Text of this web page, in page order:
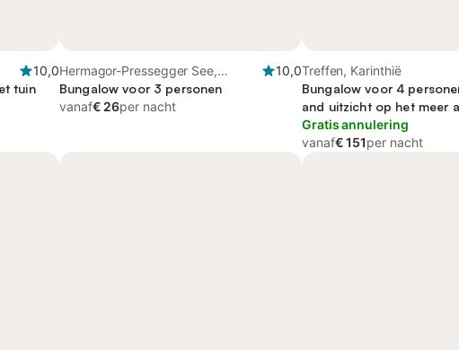
10,0
tuin
Hermagor-Pressegger See,
Karinthië
10,0
Bungalow voor 3 personen
vanaf€ 26per nacht
Treffen, Karinthië
Bungalow voor 4
and uitzicht op het meer
Gratis annulering
vanaf€ 151per nacht